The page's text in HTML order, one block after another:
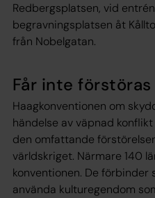
Redbergsplatsen, vid
begravningsplatsen åt
från Nobelgatan.
Får inte förstöras
Haagkonventionen om
händelse av väpnad
den omfattande
världskriget. Närmare 140
konventionen. De förbinder
använda kulturegendom